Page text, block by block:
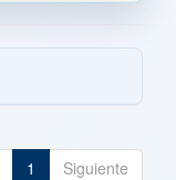
1 Siguiente